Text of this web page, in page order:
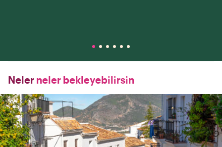
Neler neler bekleyebilirsin